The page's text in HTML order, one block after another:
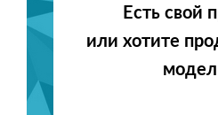
Есть свой
или хотите